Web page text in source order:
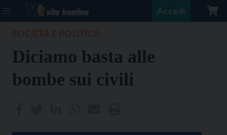
Accedi
Diciamo basta alle
bombe sui civili